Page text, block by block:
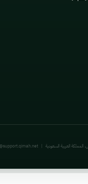
المملكة العربية السعودية |